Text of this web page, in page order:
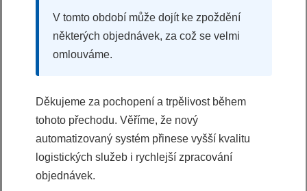
Kombinované chladničky Philco přinášejí nový
designem a kvalitními materiály, které vytváří
přitažlivou kompozici moderní kuchyně.
Výběr z kategorií
V tomto období může dojít ke zpoždění
některých objednávek, za což se velmi
omlouváme.
Děkujeme za pochopení a trpělivost během
tohoto přechodu. Věříme, že nový
automatizovaný systém přinese vyšší kvalitu
logistických služeb i rychlejší zpracování
objednávek.